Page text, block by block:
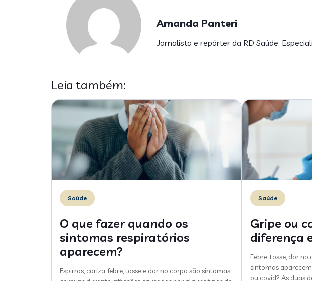
Amanda Panteri
Jornalista e repórter da RD Saúde.
Leia também:
Saúde
O que fazer quando os
sintomas respiratórios
aparecem?
Espirros, coriza, febre, tosse e dor no corpo são sintomas
Saúde
Gripe ou
diferença
Febre, tosse, dor
sintomas
ou covid? As duas